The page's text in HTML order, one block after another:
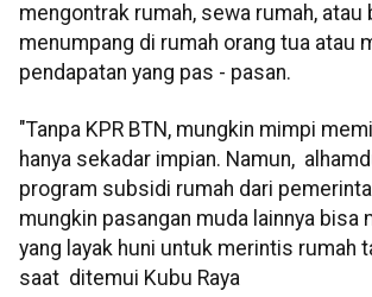
mengontrak rumah, sewa rumah, atau
menumpang di rumah orang tua atau
pendapatan yang pas - pasan.
"Tanpa KPR BTN, mungkin mimpi
hanya sekadar impian. Namun,
program subsidi rumah dari
mungkin pasangan muda lainnya bisa
yang layak huni untuk merintis rumah
saat ditemui Kubu Raya